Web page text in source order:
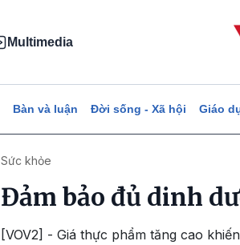
Multimedia
Bàn và luận Đời sống - Xã hội Giáo
Sức khỏe
Đảm bảo đủ dinh
[VOV2] - Giá thực phẩm tăng cao